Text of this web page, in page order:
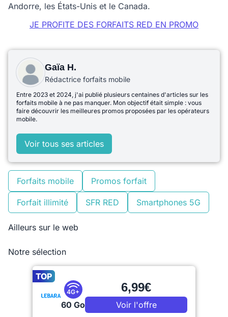
Andorre, les États-Unis et le Canada.
JE PROFITE DES FORFAITS RED EN PROMO
Gaïa H.
Rédactrice forfaits mobile
Entre 2023 et 2024, j'ai publié plusieurs centaines d'articles sur les
forfaits mobile à ne pas manquer. Mon objectif était simple : vous
faire découvrir les meilleures promos proposées par les opérateurs
mobile.
Voir tous ses articles
Forfaits mobile Promos forfait
Forfait illimité SFR RED Smartphones 5G
Ailleurs sur le web
Notre sélection
TOP
4G+
60 Go
6,99€
Voir l'offre